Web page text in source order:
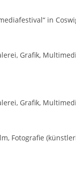
in
Grafik,
Grafik,
Fotografie